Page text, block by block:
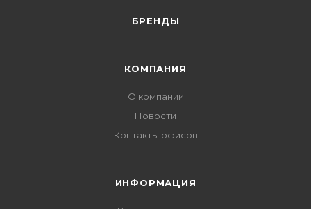
БРЕНДЫ
КОМПАНИЯ
О компании
Новости
Контакты офисов
ИНФОРМАЦИЯ